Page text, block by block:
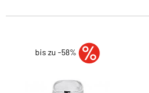
bis zu -58%